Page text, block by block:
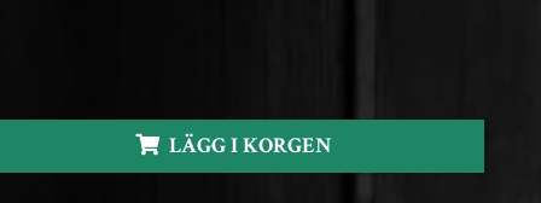
LÄGG I KORGEN